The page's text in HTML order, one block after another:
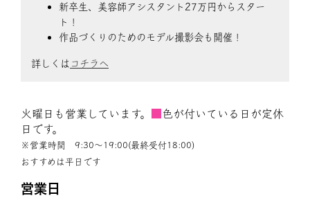
新卒生、美容師アシスタント27万円からスター
ト！
作品づくりのためのモデル撮影会も開催！
詳しくは コチラへ
火曜日も営業しています。
色が付いている日が定休
日です。
※営業時間 9:30〜19:00(最終受付18:00)
おすすめは平日です
営業日